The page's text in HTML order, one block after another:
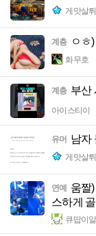
게맛살
계층 ㅇㅎ
화무호
계층 부산
아이스티이
유머 남자
게맛살
연예
움짤
스하게
큐땁이알